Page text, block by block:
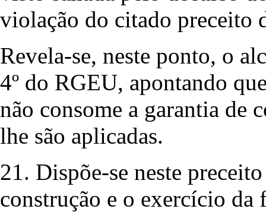
violação do citado preceito
Revela-se, neste ponto, o
4º do RGEU, apontando
não consome a garantia de
lhe são aplicadas.
21. Dispõe-se neste
construção e o exercício